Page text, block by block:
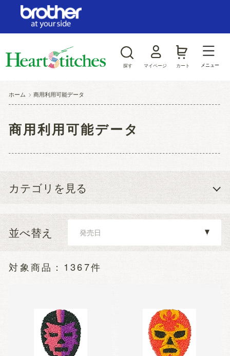
探す マイページ カート メニュー
ホーム >商用利用可能データ
商用利用可能データ
カテゴリを見る
並べ替え
1367件
ログイン/新規会員登録